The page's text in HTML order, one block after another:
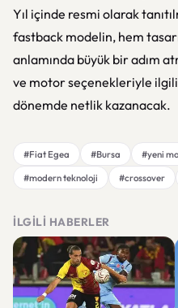
Yıl içinde resmi olarak
fastback modelin, hem
anlamında büyük bir adım
ve motor seçenekleriyle
dönemde netlik kazanacak.
#Fiat Egea #Bursa #yeni
#modern teknoloji
#crossover
İLGILI HABERLER